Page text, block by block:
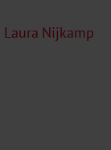
Laura Nijkamp